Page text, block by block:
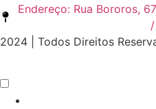
Endereço: Rua Bororos,
2024 | Todos Direitos